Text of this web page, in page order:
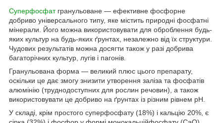
Суперфосфатгранульоване — ефективне фосфорне
добриво універсального типу, яке містить природні фосфатні
мінерали. Його можна використовувати для оброблення будь-
яких культур на будь-яких ґрунтах, незалежно від їх структури.
Чудових результатів можна досягти також у разі добрива
багаторічних культур, лугів і пагонів.
Гранульована форма — великий плюс цього препарату,
оскільки це дає змогу знизити утворення заліза та фосфатів
алюмінію (труднодоступних для рослин речовин), а також
використовувати це добриво на ґрунтах із різним рівнем pH.
У складі, крім простого суперфосфату (18%) і кальцію 20%, є